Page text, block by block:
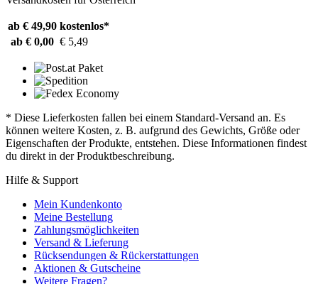
ab € 49,90 kostenlos*
ab € 0,00 € 5,49
* Diese Lieferkosten fallen bei einem Standard-Versand an. Es
können weitere Kosten, z. B. aufgrund des Gewichts, Größe oder
Eigenschaften der Produkte, entstehen. Diese Informationen findest
du direkt in der Produktbeschreibung.
Hilfe & Support
Mein Kundenkonto
Meine Bestellung
Zahlungsmöglichkeiten
Versand & Lieferung
Rücksendungen & Rückerstattungen
Aktionen & Gutscheine
Weitere Fragen?